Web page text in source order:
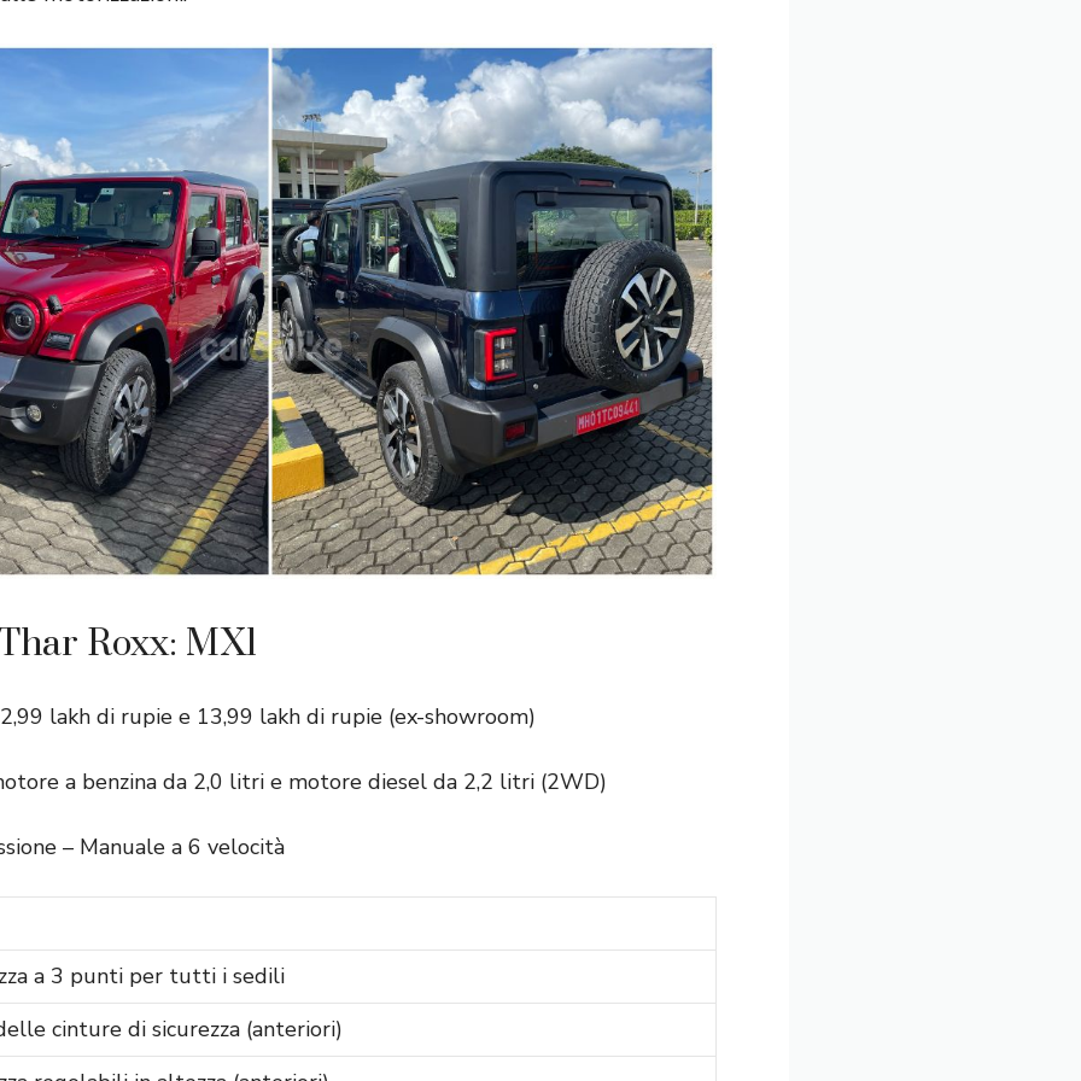
Roxx: MX1
lakh di rupie e 13,99 lakh di rupie (ex-showroom)
a benzina da 2,0 litri e motore diesel da 2,2 litri (2WD)
– Manuale a 6 velocità
a 3 punti per tutti i sedili
cinture di sicurezza (anteriori)